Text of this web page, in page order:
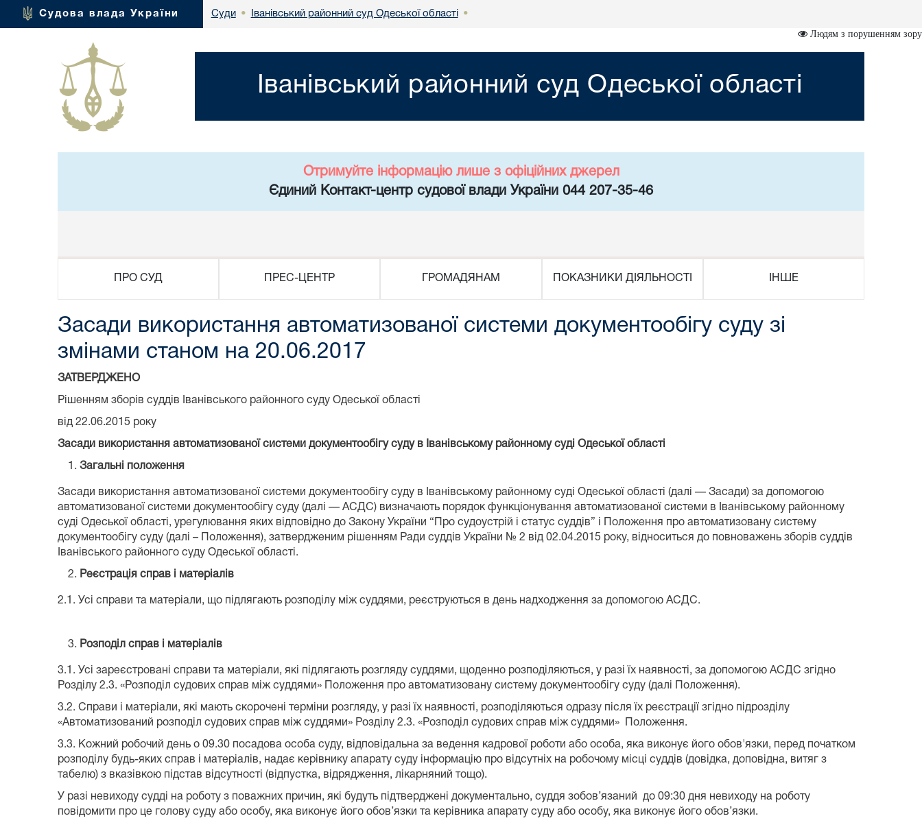
Судова влада України Суди • Іванівський районний суд Одеської області •
Людям з порушенням зору
Іванівський районний суд Одеської області
Отримуйте інформацію лише з офіційних джерел
Єдиний Контакт-центр судової влади України 044 207-35-46
ПРО СУД ПРЕС-ЦЕНТР ГРОМАДЯНАМ ПОКАЗНИКИ ДІЯЛЬНОСТІ ІНШЕ
Засади використання автоматизованої системи документообігу суду зі
змінами станом на 20.06.2017
ЗАТВЕРДЖЕНО
Рішенням зборів суддів Іванівського районного суду Одеської області
від 22.06.2015 року
Засади використання автоматизованої системи документообігу суду в Іванівському районному суді Одеської області
Загальні положення
Засади використання автоматизованої системи документообігу суду в Іванівському районному суді Одеської області (далі — Засади) за допомогою
автоматизованої системи документообігу суду (далі — АСДС) визначають порядок функціонування автоматизованої системи в Іванівському районному
суді Одеської області, урегулювання яких відповідно до Закону України “Про судоустрій і статус суддів” і Положення про автоматизовану систему
документообігу суду (далі – Положення), затвердженим рішенням Ради суддів України № 2 від 02.04.2015 року, відноситься до повноважень зборів суддів
Іванівського районного суду Одеської області.
Реєстрація справ і матеріалів
2.1. Усі справи та матеріали, що підлягають розподілу між суддями, реєструються в день надходження за допомогою АСДС.
Розподіл справ і матеріалів
3.1. Усі зареєстровані справи та матеріали, які підлягають розгляду суддями, щоденно розподіляються, у разі їх наявності, за допомогою АСДС згідно
Розділу 2.3. «Розподіл судових справ між суддями» Положення про автоматизовану систему документообігу суду (далі Положення).
3.2. Справи і матеріали, які мають скорочені терміни розгляду, у разі їх наявності, розподіляються одразу після їх реєстрації згідно підрозділу
«Автоматизований розподіл судових справ між суддями» Розділу 2.3. «Розподіл судових справ між суддями» Положення.
3.3. Кожний робочий день о 09.30 посадова особа суду, відповідальна за ведення кадрової роботи або особа, яка виконує його обов'язки, перед початком
розподілу будь-яких справ і матеріалів, надає керівнику апарату суду інформацію про відсутніх на робочому місці суддів (довідка, доповідна, витяг з
табелю) з вказівкою підстав відсутності (відпустка, відрядження, лікарняний тощо).
У разі невиходу судді на роботу з поважних причин, які будуть підтверджені документально, суддя зобов’язаний до 09:30 дня невиходу на роботу
повідомити про це голову суду або особу, яка виконує його обов’язки та керівника апарату суду або особу, яка виконує його обов’язки.